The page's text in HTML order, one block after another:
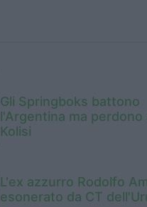
Gli Springboks battono
l'Argentina ma perdono
Kolisi
L'ex azzurro Rodolfo
esonerato da CT